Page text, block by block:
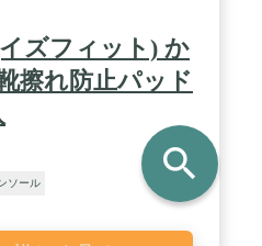
収し、痛みを緩和します。
グ、エクササイズにかかわ
ずれず、快適レベルを高く
疲労を軽減。 / 【カスタマ
底筋膜炎インサートは3つ
す。 男性にも女性にも合う
シューズ、カジュアルシュ
ドレスシューズ、ブーツな
ィットします。 足で働く方
たりする必要がある方に最
ズフィット) か
擦れ防止パッド
ソール search